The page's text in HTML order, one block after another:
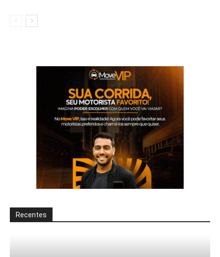
Recentes